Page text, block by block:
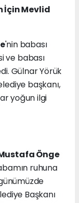
İçin Mevlid
'nin babası
ve babası
Gülnar Yörük
başkanı,
yoğun ilgi
Önge
ruhuna
Başkanı